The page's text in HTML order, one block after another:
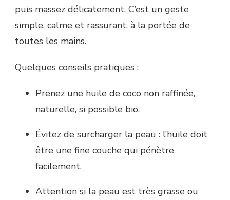
puis massez délicatement. C’est un geste
simple, calme et rassurant, à la portée de
toutes les mains.
Quelques conseils pratiques :
Prenez une huile de coco non raffinée,
naturelle, si possible bio.
Évitez de surcharger la peau : l’huile doit
être une fine couche qui pénètre
facilement.
Attention si la peau est très grasse ou